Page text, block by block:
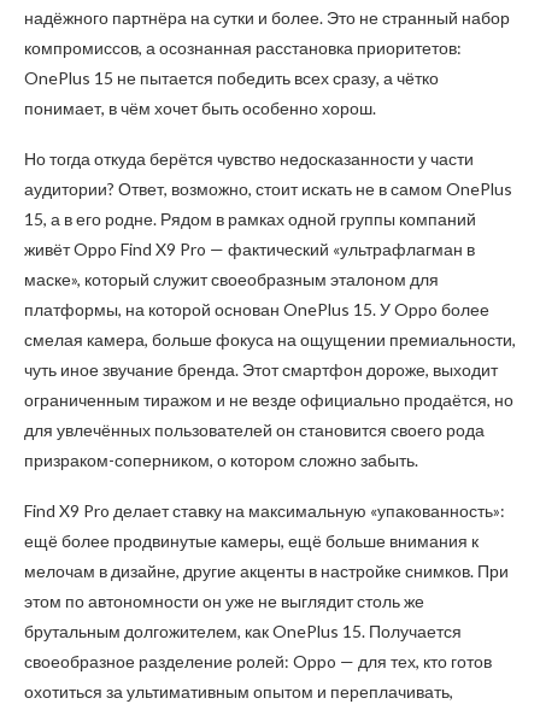
надёжного партнёра на сутки и более. Это не странный набор
компромиссов, а осознанная расстановка приоритетов:
OnePlus 15 не пытается победить всех сразу, а чётко
понимает, в чём хочет быть особенно хорош.
Но тогда откуда берётся чувство недосказанности у части
аудитории? Ответ, возможно, стоит искать не в самом OnePlus
15, а в его родне. Рядом в рамках одной группы компаний
живёт Oppo Find X9 Pro — фактический «ультрафлагман в
маске», который служит своеобразным эталоном для
платформы, на которой основан OnePlus 15. У Oppo более
смелая камера, больше фокуса на ощущении премиальности,
чуть иное звучание бренда. Этот смартфон дороже, выходит
ограниченным тиражом и не везде официально продаётся, но
для увлечённых пользователей он становится своего рода
призраком-соперником, о котором сложно забыть.
Find X9 Pro делает ставку на максимальную «упакованность»:
ещё более продвинутые камеры, ещё больше внимания к
мелочам в дизайне, другие акценты в настройке снимков. При
этом по автономности он уже не выглядит столь же
брутальным долгожителем, как OnePlus 15. Получается
своеобразное разделение ролей: Oppo — для тех, кто готов
охотиться за ультимативным опытом и переплачивать,